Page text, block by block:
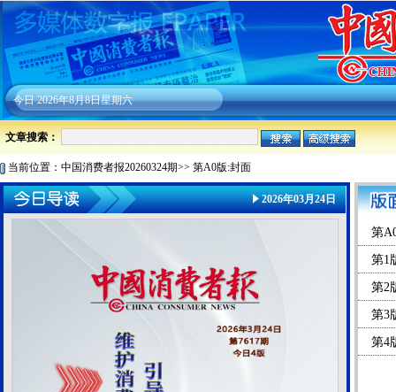
今日2026年8月8日星期六
文章搜索：
当前位置： 中国消费者报20260324期>> 第A0版:封面
2026年03月24日
第
第1
第2
第3
第4